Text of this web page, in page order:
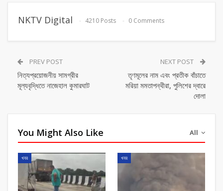
NKTV Digital 4210 Posts 0 Comments
PREV POST
নিত্যপ্রয়োজনীয় সামগ্রীর
মূল্যবৃদ্ধিতে নাজেহাল কুমারঘাট
NEXT POST
তৃণমূলের নাম এবং প্রতীক বাঁচাতে
মরিয়া মমতাপন্থীরা, পুলিশের দ্বারে
দোলা
All
You Might Also Like
খবর খবর